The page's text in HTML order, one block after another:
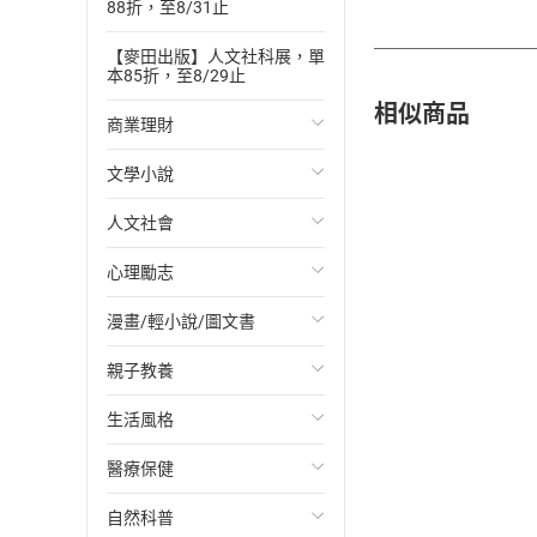
88折，至8/31止
【麥田出版】人文社科展，單
本85折，至8/29止
商業理財
投資理財
經濟/趨勢
財務/金融
管理/領導
職場工作術
成功法
行銷/廣告
傳記
文學小說
歐美文學
日本文學
韓國文學
華文文學
經典文學
成長/家庭生活小說
懸疑/推理小說
人文社會
國際關係
政治
社會科學
台灣/中國歷史
日/韓歷史
其他歷史/史學
心理勵志
心靈成長/情緒
人際關係
兩性關係
心理學
漫畫/輕小說/圖文書
輕小說
奇幻/科幻
愛情故事
職場/社會寫實
親子教養
教育現場
兒童文學/故事
兒童科普/學習
生活風格
飲食/食譜
健身/美顏
醫療保健
健康/養生
自然科普
相似商品